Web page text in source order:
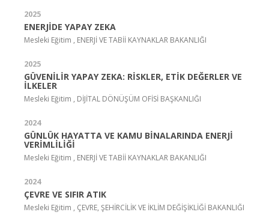
2025
ENERJİDE YAPAY ZEKA
Mesleki Eğitim , ENERJİ VE TABİİ KAYNAKLAR BAKANLIĞI
2025
GÜVENİLİR YAPAY ZEKA: RİSKLER, ETİK DEĞERLER VE
İLKELER
Mesleki Eğitim , DİJİTAL DÖNÜŞÜM OFİSİ BAŞKANLIĞI
2024
GÜNLÜK HAYATTA VE KAMU BİNALARINDA ENERJİ
VERİMLİLİĞİ
Mesleki Eğitim , ENERJİ VE TABİİ KAYNAKLAR BAKANLIĞI
2024
ÇEVRE VE SIFIR ATIK
Mesleki Eğitim , ÇEVRE, ŞEHİRCİLİK VE İKLİM DEĞİŞİKLİĞİ BAKANLIĞI